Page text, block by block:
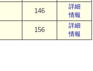
146
詳細
情報
156
詳細
情報